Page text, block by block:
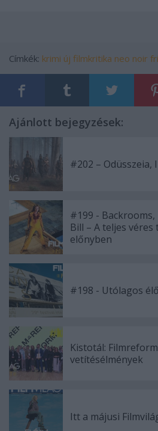
Címkék: krimi új filmkritika neo noir
Ajánlott bejegyzések:
#202 – Odüsszeia,
#199 -
Bill – A teljes
előnyben
#198 - Utólagos
Kistotál:
vetítésélmények
Itt a májusi